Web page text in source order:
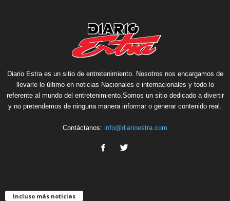
Diario Estra es un sitio de entretenimiento. Nosotros nos encargamos de
llevarle lo último en noticias Nacionales e internacionales y todo lo
referente al mundo del entretenimiento.Somos un sitio dedicado a divertir
y no pretendemos de ninguna manera informar o generar contenido real.
Contáctanos: info@diarioestra.com
Incluso más noticias